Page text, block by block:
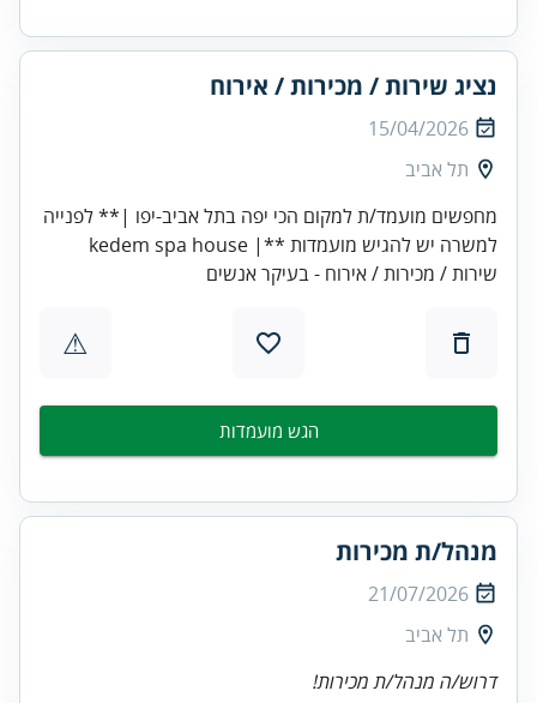
נציג שירות / מכירות / אירוח
15/04/2026
תל אביב
מחפשים מועמד/ת למקום הכי יפה בתל אביב-יפו |** לפנייה
למשרה יש להגיש מועמדות **| kedem spa house
שירות / מכירות / אירוח - בעיקר אנשים
⚠
הגש מועמדות
מנהל/ת מכירות
21/07/2026
תל אביב
דרוש/ה מנהל/ת מכירות!